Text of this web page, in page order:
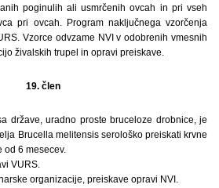
poginulih ali usmrčenih ovcah in pri vseh
pri ovcah. Program naključnega vzorčenja
Vzorce odvzame NVI v odobrenih vmesnih
živalskih trupel in opravi preiskave.
19. člen
države, uradno proste bruceloze drobnice, je
Brucella melitensis serološko preiskati krvne
od 6 mesecev.
VURS.
organizacije, preiskave opravi NVI.